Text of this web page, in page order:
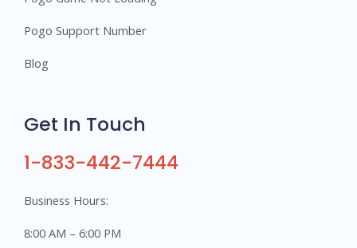
Pogo Support Number
Blog
Get In Touch
1-833-442-7444
Business Hours:
8:00 AM – 6:00 PM